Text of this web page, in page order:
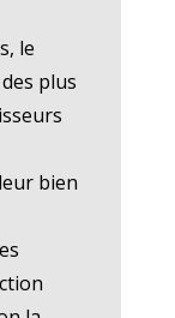
le
plus
bien